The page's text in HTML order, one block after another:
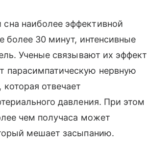
наиболее эффективной
более 30 минут, интенсивные
Ученые связывают их эффект
парасимпатическую нервную
отвечает
давления. При этом
чем получаса может
мешает засыпанию.